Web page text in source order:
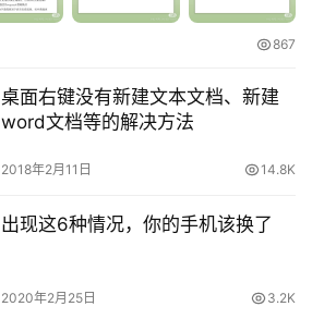
867
桌面右键没有新建文本文档、新建
word文档等的解决方法
2018年2月11日 14.8K
出现这6种情况，你的手机该换了
2020年2月25日 3.2K